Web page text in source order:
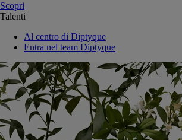
Scopri
Talenti
Al centro di Diptyque
Entra nel team Diptyque